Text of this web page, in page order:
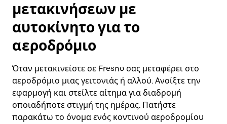
μετακινήσεων με
αυτοκίνητο για το
αεροδρόμιο
Όταν μετακινείστε σε Fresno σας μεταφέρει στο
αεροδρόμιο μιας γειτονιάς ή αλλού. Ανοίξτε την
εφαρμογή και στείλτε αίτημα για διαδρομή
οποιαδήποτε στιγμή της ημέρας. Πατήστε
παρακάτω το όνομα ενός κοντινού αεροδρομίου